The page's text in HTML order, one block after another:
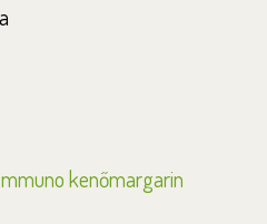
kenőmargarin